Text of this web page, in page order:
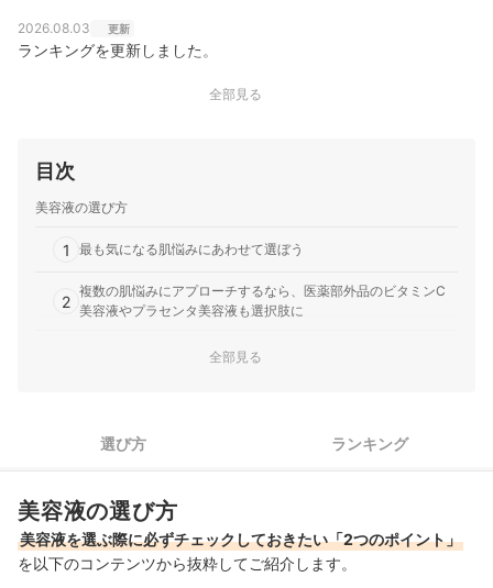
2026.08.03 更新
ランキングを更新しました。
全部見る
目次
美容液の選び方
1 最も気になる肌悩みにあわせて選ぼう
2
複数の肌悩みにアプローチするなら、医薬部外品のビタミンC
美容液やプラセンタ美容液も選択肢に
資生堂の美容液全8商品おすすめ人気ランキング
あわせて読みたい、関連コンテンツはこちら
全部見る
選び方 ランキング
美容液の選び方
美容液を選ぶ際に必ずチェックしておきたい「2つのポイント」
を以下のコンテンツから抜粋してご紹介します。